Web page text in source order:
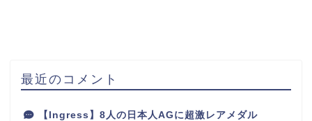
最近のコメント
【Ingress】8人の日本人AGに超激レアメダル